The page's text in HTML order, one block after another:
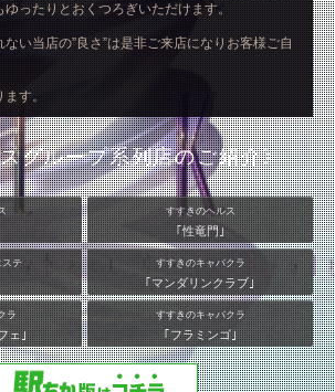
ったりとおくつろぎいただけます。
い当店の”良さ”は是非ご来店になりお客様ご自
ます。
グループ系列店のご紹介》
すすきのヘルス
｢性竜門｣
ステ すすきのキャバクラ
｢マンダリンクラブ｣
ラ
ェ｣
すすきのキャバクラ
｢フラミンゴ｣